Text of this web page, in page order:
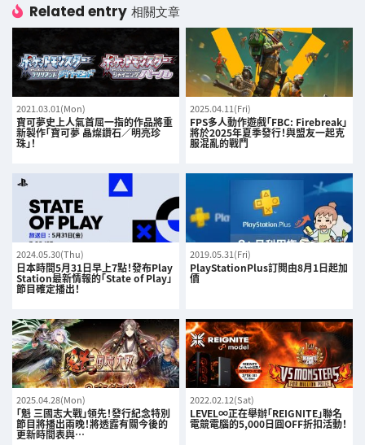
Related entry 相關文章
2021.03.01(Mon)
寶可夢史上人氣首屈一指的作品將重
新製作「寶可夢 晶燦鑽石／明亮珍
珠」！
2025.04.11(Fri)
FPS多人動作遊戲「FBC: Firebreak」
將於2025年夏季發行！與盟友一起克
服混亂的戰鬥
2024.05.30(Thu)
日本時間5月31日早上7點！發布Play
Station最新情報的「State of Play」
節目確定播出！
2019.05.31(Fri)
PlayStationPlus訂閱由8月1日起加
價
2025.04.28(Mon)
「魁 三國志大戰」領先！發行紀念特別
節目將播出兩晚！將透露有關今後的
更新時間表與…
2022.02.12(Sat)
LEVEL∞正在舉辦「REIGNITE」聯名
電競電腦的5,000日圓OFF折扣活動！